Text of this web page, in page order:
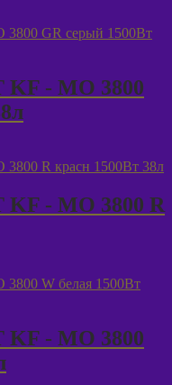
- MO 3800
- MO 3800 R
- MO 3800